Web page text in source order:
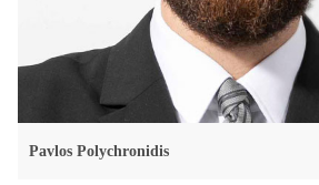
Pavlos Polychronidis